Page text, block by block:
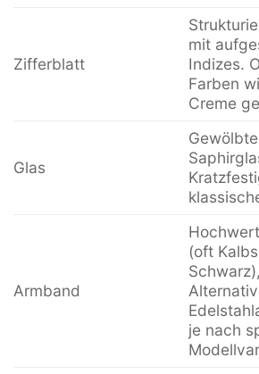
Zifferblatt
mit
Indizes.
Farben
Creme
Glas
Armband
(oft
je nach